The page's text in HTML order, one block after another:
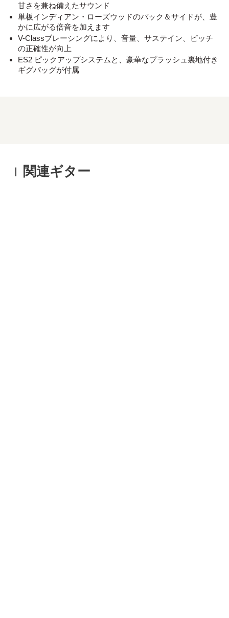
甘さを兼ね備えたサウンド
単板インディアン・ローズウッドのバック＆サイドが、豊
かに広がる倍音を加えます
V-Classブレーシングにより、音量、サステイン、ピッチ
の正確性が向上
ES2 ピックアップシステムと、豪華なプラッシュ裏地付き
ギグバッグが付属
関連ギター